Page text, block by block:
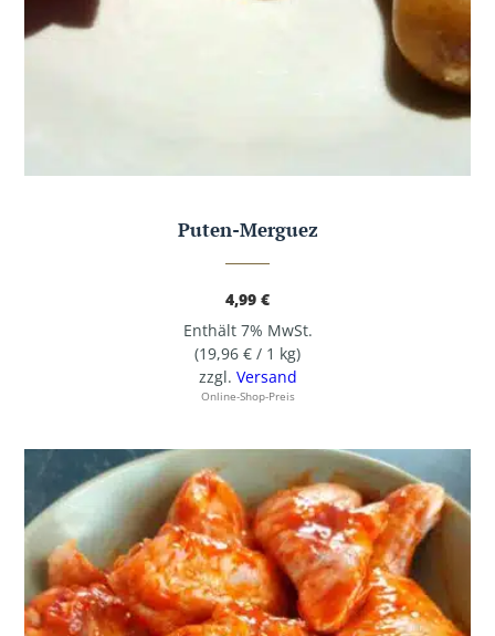
Puten-Merguez
4,99 €
Enthält 7% MwSt.
(19,96 € / 1 kg)
zzgl. Versand
Online-Shop-Preis